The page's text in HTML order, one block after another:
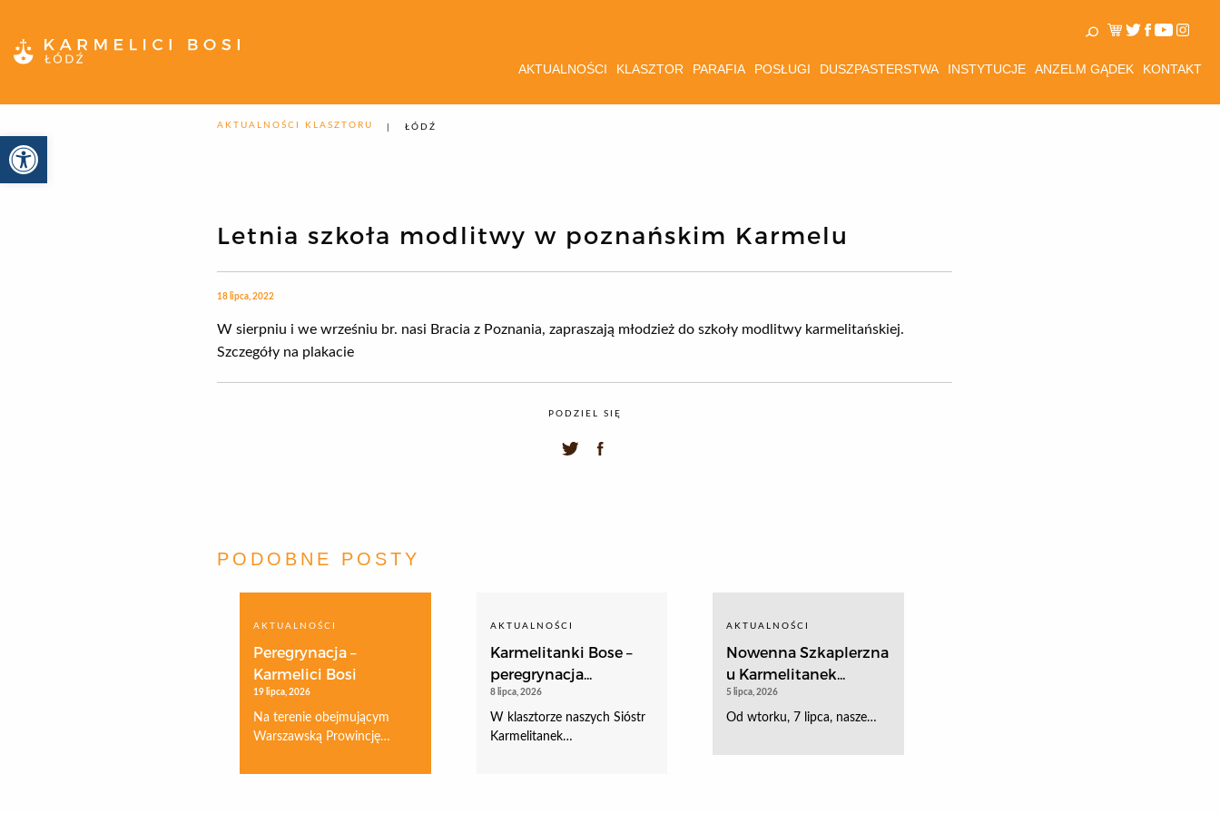
Otwórz pasek narzędzi
AKTUALNOŚCI KLASZTOR PARAFIA POSŁUGI DUSZPASTERSTWA INSTYTUCJE ANZELM GĄDEK KONTAKT
AKTUALNOŚCI KLASZTORU ŁÓDŹ
Letnia szkoła modlitwy w poznańskim Karmelu
18 lipca, 2022
W sierpniu i we wrześniu br. nasi Bracia z Poznania, zapraszają młodzież do szkoły modlitwy karmelitańskiej.
Szczegóły na plakacie
PODZIEL SIĘ
PODOBNE POSTY
AKTUALNOŚCI
Peregrynacja –
Karmelici Bosi
19 lipca, 2026
Na terenie obejmującym
Warszawską Prowincję…
AKTUALNOŚCI
Karmelitanki Bose –
peregrynacja...
8 lipca, 2026
W klasztorze naszych Sióstr
Karmelitanek…
AKTUALNOŚCI
Nowenna Szkaplerzna
u Karmelitanek...
5 lipca, 2026
Od wtorku, 7 lipca, nasze…